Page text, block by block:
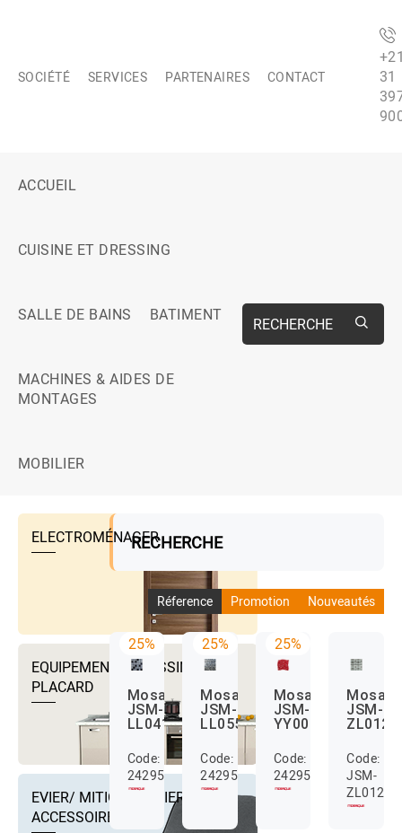
SOCIÉTÉ SERVICES PARTENAIRES CONTACT
31
ACCUEIL
CUISINE ET DRESSING
SALLE DE BAINS BATIMENT
MACHINES & AIDES DE
MONTAGES
MOBILIER
RECHERCHE
ELECTROMÉNAGER
EQUIPEMENTS DRESSING ET
PLACARD
EVIER/ MITIGEUR EVIER ET
ACCESSOIRES
RECHERCHE
Réference Promotion Nouveautés
25%
Mosaique
JSM-
LL041
Code:
24295585
25%
Mosaique
JSM-
LL055
Code:
24295573
25%
Mosaique
JSM-
YY006
Code:
24295583
JSM-
ZL012
Code:
JSM-
ZL012